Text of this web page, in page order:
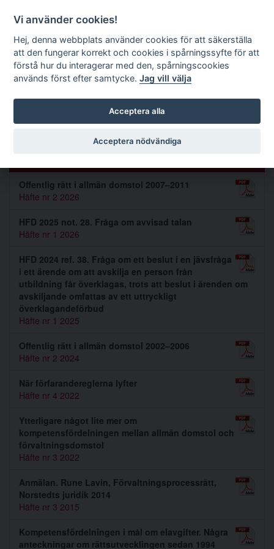
Förvaltningsrättslig tidskrift
Sök
Patrik Södergren
Offentlig rätt i allmän domstol 2007–2011
Häfte nr 2 2026
HFD 2025 not. 28. Fråga om avvisad talan
Häfte nr 1 2026
HFD 2024 ref. 38. Fråga om ett beslut i en jävsfråga
i ett ärende om att avskilja en person från
utbildning får överklagas, trots att beslut i ärenden om
avskiljande omfattas av ett uttryckligt
överklagandeförbud
Häfte nr 1 2025
Offentlig rätt i allmän domstol 2002–2006
Häfte nr 2 2024
När förfarandereglerna lyfter
Häfte nr 4 2022
Ytterligare något lite mer om
kompetensfördelningen mellan allmän domstol och
förvaltningsdomstol
Häfte nr 3 2022
Anmälan. Rune Lavin, Förvaltningsprocessrätt,
Norstedts juridik 2014
Häfte nr 3 2015
Kompetensfördelningen i mål om elavgifter. Några
anteckningar om rättsutvecklingen sedan 1994
Vi använder cookies!
Hej, denna webbplats använder cookies för att säkerställa
att den fungerar korrekt och cookies i spårningssyfte för att
förstå hur du interagerar med den, spårningscookies
används först efter samtycke.Jag vill välja
Acceptera alla
Acceptera nödvändiga